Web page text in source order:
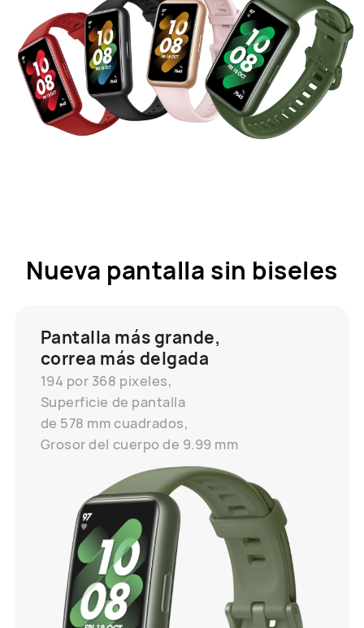
Nueva pantalla sin biseles
Pantalla más grande,
correa más delgada
194 por 368 pixeles,
Superficie de pantalla
de 578 mm cuadrados,
Grosor del cuerpo de 9.99 mm